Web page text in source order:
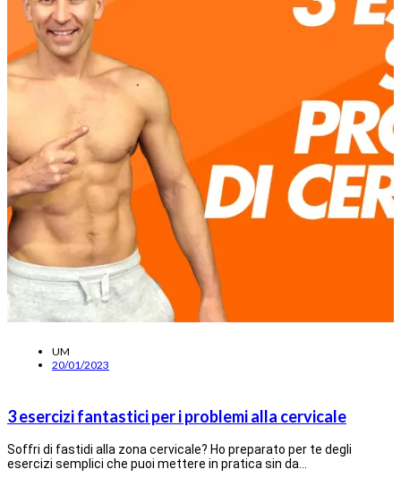
UM
20/01/2023
3 esercizi fantastici per i problemi alla cervicale
Soffri di fastidi alla zona cervicale? Ho preparato per te degli
esercizi semplici che puoi mettere in pratica sin da…